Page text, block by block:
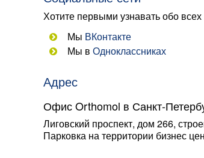
Хотите первыми узнавать обо
Мы ВКонтакте
Мы в Одноклассниках
Адрес
Офис Orthomol в Санкт-
Лиговский проспект, дом 266,
Парковка на территории бизнес